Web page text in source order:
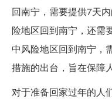
回南宁，需要提供7天
险地区回到南宁，还需
中风险地区回到南宁，
措施的出台，旨在保障
对于准备回家过年的人